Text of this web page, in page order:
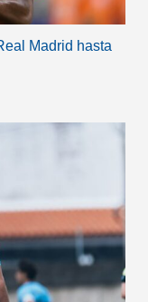
Madrid hasta